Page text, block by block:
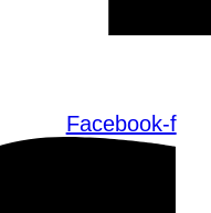
Facebook-f